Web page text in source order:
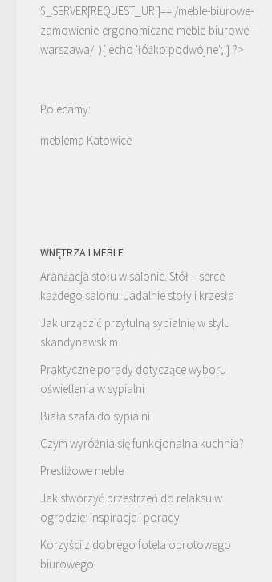
$_SERVER[REQUEST_URI]=='/meble-biurowe-
zamowienie-ergonomiczne-meble-biurowe-
warszawa/' ){ echo 'łóżko podwójne'; } ?>
Polecamy:
meblema Katowice
WNĘTRZA I MEBLE
Aranżacja stołu w salonie. Stół – serce
każdego salonu. Jadalnie stoły i krzesła
Jak urządzić przytulną sypialnię w stylu
skandynawskim
Praktyczne porady dotyczące wyboru
oświetlenia w sypialni
Biała szafa do sypialni
Czym wyróżnia się funkcjonalna kuchnia?
Prestiżowe meble
Jak stworzyć przestrzeń do relaksu w
ogrodzie: Inspiracje i porady
Korzyści z dobrego fotela obrotowego
biurowego